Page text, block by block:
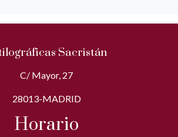
Sacristán
C/ Mayor, 27
28013-MADRID
Horario